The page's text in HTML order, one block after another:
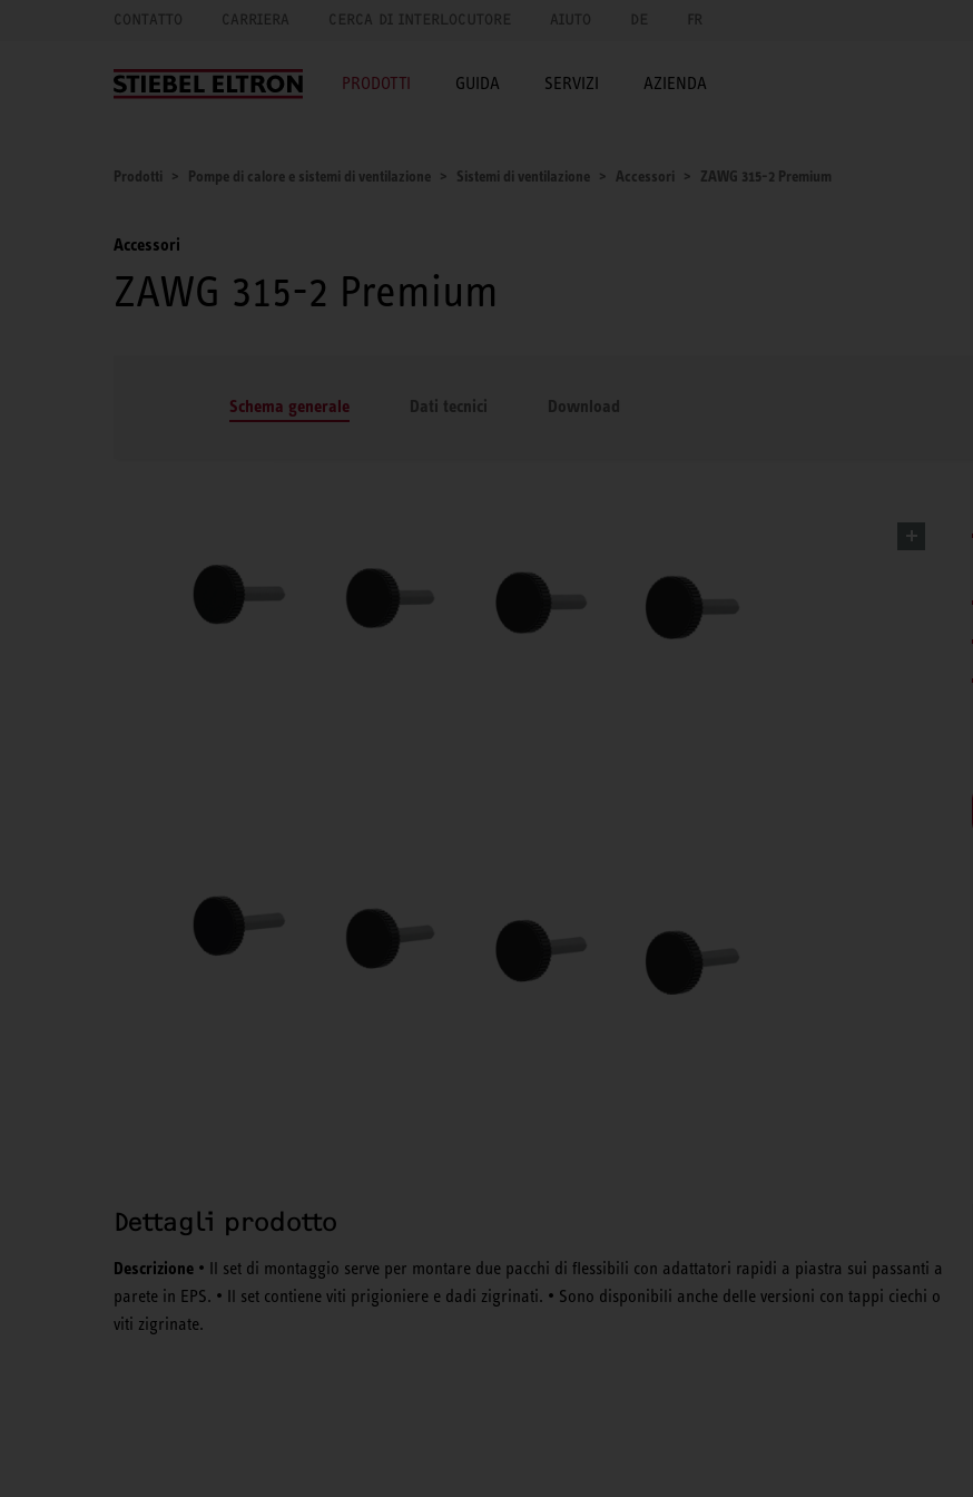
CONTATTO CARRIERA CERCA DI INTERLOCUTORE AIUTO DE FR
PRODOTTI GUIDA SERVIZI AZIENDA
Prodotti Pompe di calore e sistemi di ventilazione Sistemi di ventilazione Accessori ZAWG 315-2 Premium
Accessori
ZAWG 315-2 Premium
Schema generale Dati tecnici Download
Dettagli prodotto
Descrizione • Il set di montaggio serve per montare due pacchi di flessibili con adattatori rapidi a piastra sui passanti a
parete in EPS. • Il set contiene viti prigioniere e dadi zigrinati. • Sono disponibili anche delle versioni con tappi ciechi o
viti zigrinate.